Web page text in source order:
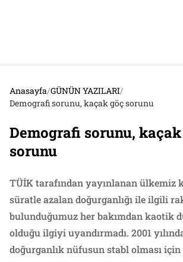
Anasayfa/GÜNÜN YAZILARI/
Demografi sorunu, kaçak göç sorunu
Demografi sorunu,
sorunu
TÜİK tarafından yayınlanan ülkemiz
süratle azalan doğurganlığı ile ilgili
bulunduğumuz her bakımdan kaotik
olduğu ilgiyi uyandırmadı. 2001
doğurganlık nüfusun stabl olması için